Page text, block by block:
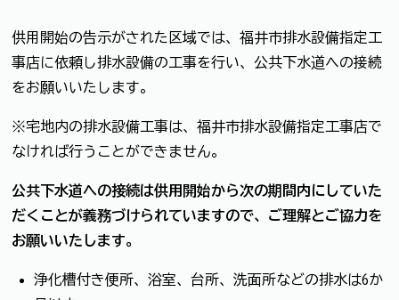
供用開始の告示がされた区域では、福井市排水設備指定工
事店に依頼し排水設備の工事を行い、公共下水道への接続
をお願いいたします。
※宅地内の排水設備工事は、福井市排水設備指定工事店で
なければ行うことができません。
公共下水道への接続は供用開始から次の期間内にしていた
だくことが義務づけられていますので、ご理解とご協力を
お願いいたします。
浄化槽付き便所、浴室、台所、洗面所などの排水は6か